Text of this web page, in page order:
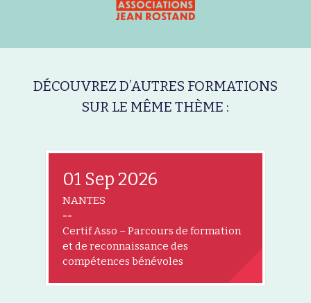
DÉCOUVREZ D’AUTRES FORMATIONS
SUR LE MÊME THÈME :
01 Sep 2026
NANTES
--
Certif Asso – Parcours de formation
et de reconnaissance des
compétences bénévoles